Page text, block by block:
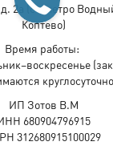
2а
(ст. метро
Коптево)
Время работы:
ИП Зотов В.М
680904796915
312680915100029